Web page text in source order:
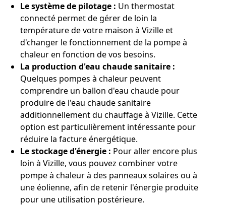
Le système de pilotage : Un thermostat
connecté permet de gérer de loin la
température de votre maison à Vizille et
d'changer le fonctionnement de la pompe à
chaleur en fonction de vos besoins.
La production d'eau chaude sanitaire :
Quelques pompes à chaleur peuvent
comprendre un ballon d'eau chaude pour
produire de l'eau chaude sanitaire
additionnellement du chauffage à Vizille. Cette
option est particulièrement intéressante pour
réduire la facture énergétique.
Le stockage d'énergie : Pour aller encore plus
loin à Vizille, vous pouvez combiner votre
pompe à chaleur à des panneaux solaires ou à
une éolienne, afin de retenir l'énergie produite
pour une utilisation postérieure.